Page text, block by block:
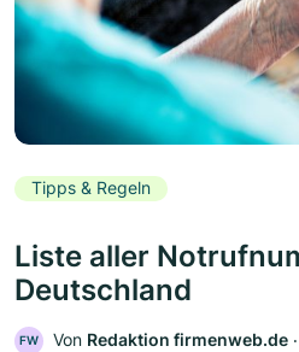
Tipps & Regeln
Liste aller
Deutschland
FW Von Redaktion firmenweb.de ‧